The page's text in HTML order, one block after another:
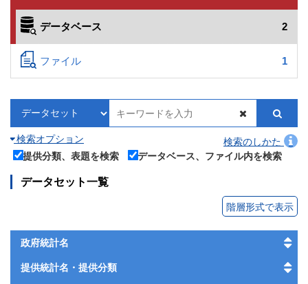
データベース 2
ファイル 1
検索オプション
検索のしかた
提供分類、表題を検索
データベース、ファイル内を検索
データセット一覧
階層形式で表示
政府統計名
提供統計名・提供分類